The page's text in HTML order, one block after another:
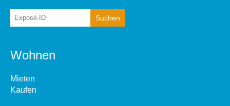
Wohnen
Mieten
Kaufen